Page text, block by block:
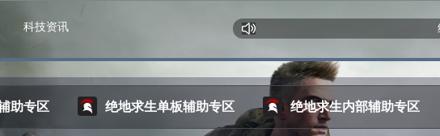
科技资讯 绝地
助专区 绝地求生单板辅助专区 绝地求生内部辅助专区